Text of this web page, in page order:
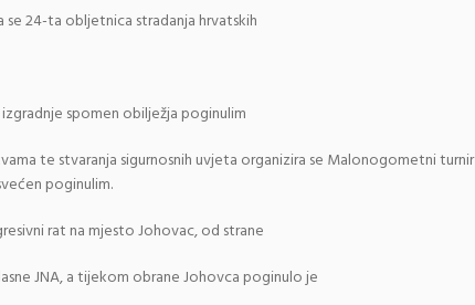
24-ta obljetnica stradanja hrvatskih
spomen obilježja poginulim
te stvaranja sigurnosnih uvjeta organizira se Malonogometni turnir
poginulim.
rat na mjesto Johovac, od strane
JNA, a tijekom obrane Johovca poginulo je